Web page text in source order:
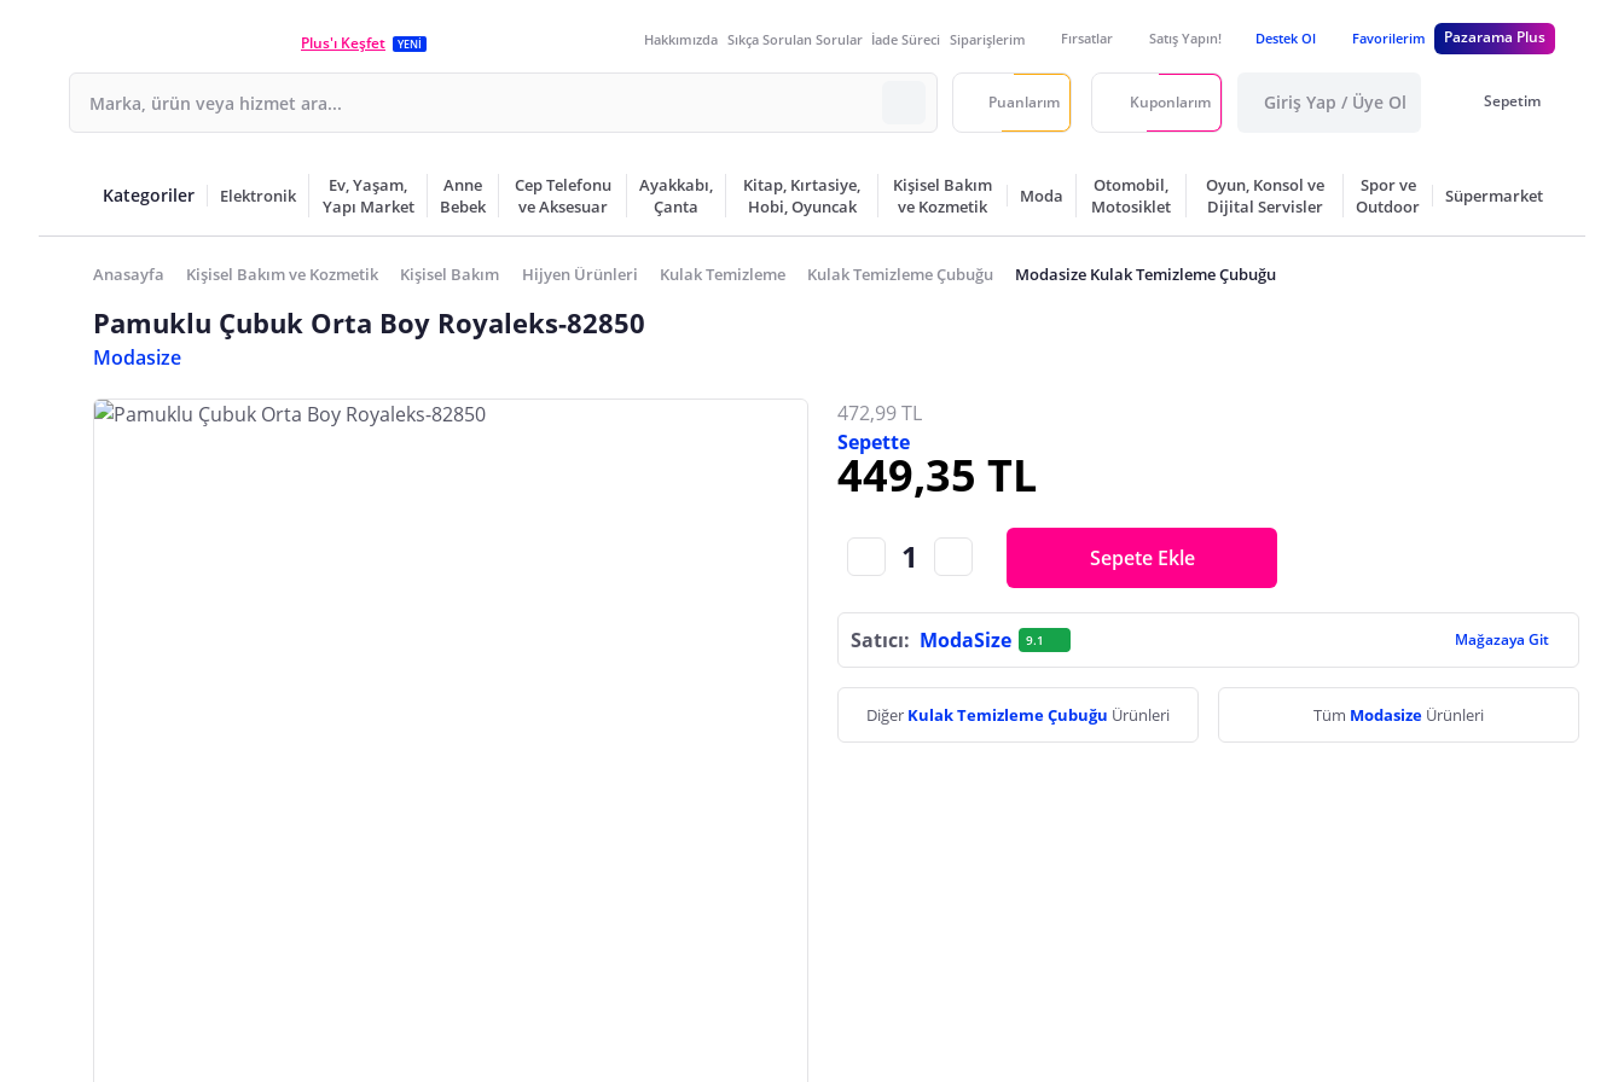
Plus'ı Keşfet YENİ Hakkımızda Sıkça Sorulan Sorular İade Süreci Siparişlerim Fırsatlar Satış Yapın! Destek Ol Favorilerim Pazarama Plus
Puanlarım Kuponlarım Giriş Yap / Üye Ol Sepetim
Kategoriler Elektronik
Ev, Yaşam,
Yapı Market
Anne
Bebek
Cep Telefonu
ve Aksesuar
Ayakkabı,
Çanta
Kitap, Kırtasiye,
Hobi, Oyuncak
Kişisel Bakım
ve Kozmetik
Moda
Otomobil,
Motosiklet
Oyun, Konsol ve
Dijital Servisler
Spor ve
Outdoor
Süpermarket
Anasayfa Kişisel Bakım ve Kozmetik Kişisel Bakım Hijyen Ürünleri Kulak Temizleme Kulak Temizleme Çubuğu Modasize Kulak Temizleme Çubuğu
Pamuklu Çubuk Orta Boy Royaleks-82850
Modasize
472,99 TL
Sepette
449,35 TL
Sepete Ekle
Satıcı: ModaSize 9.1 Mağazaya Git
Diğer Kulak Temizleme Çubuğu Ürünleri Tüm Modasize Ürünleri